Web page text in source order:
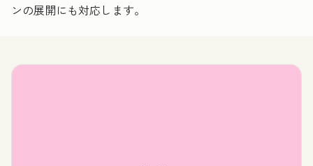
ンの展開にも対応します。